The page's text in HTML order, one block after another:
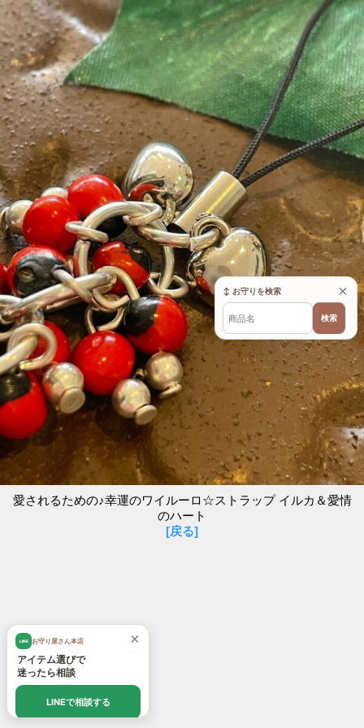
愛されるための♪幸運のワイルーロ☆ストラップ イルカ＆愛情
のハート
[戻る]
×
LINE お守り屋さん本店
アイテム選びで
迷ったら相談
LINEで相談する
×
↕ お守りを検索
検索